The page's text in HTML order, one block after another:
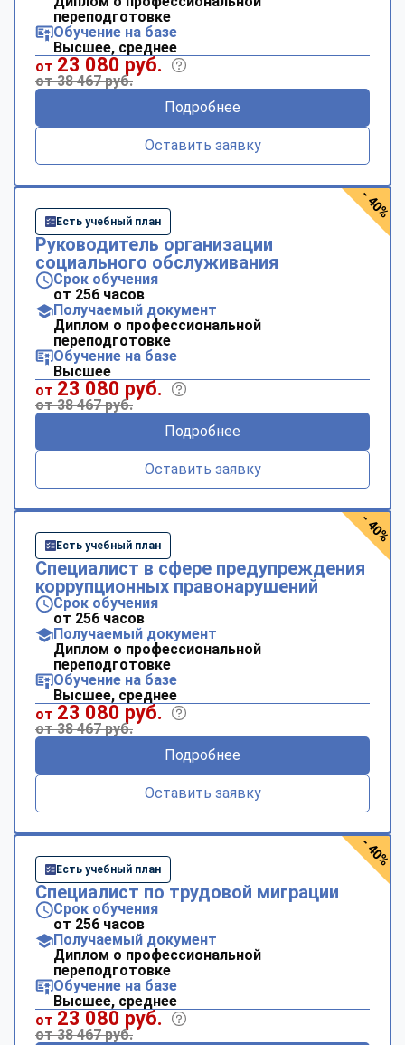
переподготовке
Обучение на базе
Высшее, среднее
от 23 080 руб.
от 38 467 руб.
Подробнее
Оставить заявку
Есть учебный план
Руководитель организации
социального обслуживания
Срок обучения
от 256 часов
Получаемый документ
Диплом о профессиональной
переподготовке
Обучение на базе
Высшее
от 23 080 руб.
от 38 467 руб.
Подробнее
Оставить заявку
- 40%
Есть учебный план
Специалист в сфере предупреждения
коррупционных правонарушений
Срок обучения
от 256 часов
Получаемый документ
Диплом о профессиональной
переподготовке
Обучение на базе
Высшее, среднее
от 23 080 руб.
от 38 467 руб.
Подробнее
Оставить заявку
- 40%
Есть учебный план
Специалист по трудовой миграции
Срок обучения
от 256 часов
Получаемый документ
Диплом о профессиональной
переподготовке
Обучение на базе
Высшее, среднее
от 23 080 руб.
от 38 467 руб.
- 40%